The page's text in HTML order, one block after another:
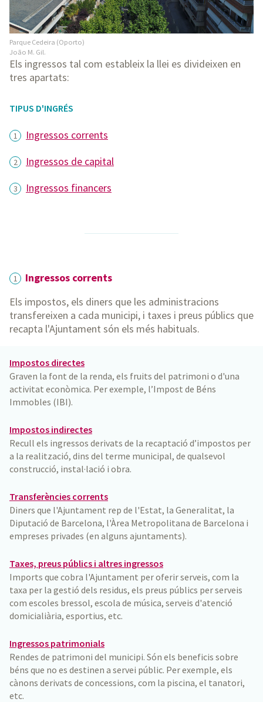
Parque Cedeira (Oporto)
João M. Gil.
Els ingressos tal com estableix la llei es divideixen en
tres apartats:
TIPUS D'INGRÉS
Ingressos corrents
Ingressos de capital
Ingressos financers
1
Ingressos corrents
Els impostos, els diners que les administracions
transfereixen a cada municipi, i taxes i preus públics que
recapta l'Ajuntament són els més habituals.
Impostos directes
Graven la font de la renda, els fruits del patrimoni o d'una
activitat econòmica. Per exemple, l’Impost de Béns
Immobles (IBI).
Impostos indirectes
Recull els ingressos derivats de la recaptació d’impostos per
a la realització, dins del terme municipal, de qualsevol
construcció, instal·lació i obra.
Transferències corrents
Diners que l'Ajuntament rep de l'Estat, la Generalitat, la
Diputació de Barcelona, l'Àrea Metropolitana de Barcelona i
empreses privades (en alguns ajuntaments).
Taxes, preus públics i altres ingressos
Imports que cobra l'Ajuntament per oferir serveis, com la
taxa per la gestió dels residus, els preus públics per serveis
com escoles bressol, escola de música, serveis d'atenció
domicialiària, esportius, etc.
Ingressos patrimonials
Rendes de patrimoni del municipi. Són els beneficis sobre
béns que no es destinen a servei públic. Per exemple, els
cànons derivats de concessions, com la piscina, el tanatori,
etc.